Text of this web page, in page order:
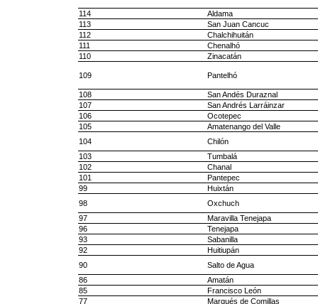
114
Aldama
113
San Juan Cancuc
112
Chalchihuitán
111
Chenalhó
110
Zinacatán
109 Pantelhó
108
San Andés Duraznal
107
San Andrés Larráinzar
106
Ocotepec
105
Amatenango del Valle
104
Chilón
103
Tumbalá
102
Chanal
101
Pantepec
99
Huixtán
98
Oxchuch
97
Maravilla Tenejapa
96
Tenejapa
93
Sabanilla
92
Huitiupán
90
Salto de Agua
86
Amatán
85
Francisco León
77
Marqués de Comillas